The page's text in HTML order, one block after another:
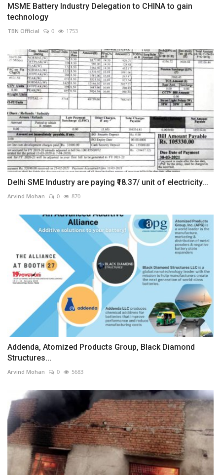
MSME Battery Industry Delegation to CHINA to gain
technology
TBN Official 0 1753
Delhi SME Industry are paying ₹18.37/ unit of electricity...
Arvind Mohan 0 870
Addenda, Atomized Products Group, Black Diamond
Structures...
Arvind Mohan 0 5683